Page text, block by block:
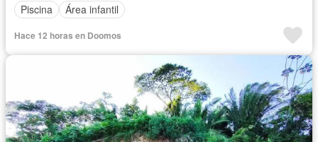
Piscina
Área infantil
Hace 12 horas en Doomos